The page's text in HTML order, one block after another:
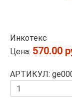
Инкотекс
Цена: 570.00
АРТИКУЛ:
Количество